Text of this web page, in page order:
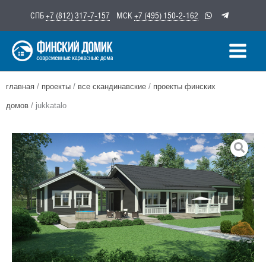
содержимому
СПБ+7 (812) 317-7-157 МСК +7 (495) 150-2-162
главная / проекты / все скандинавские / проекты финских
домов / jukkatalo